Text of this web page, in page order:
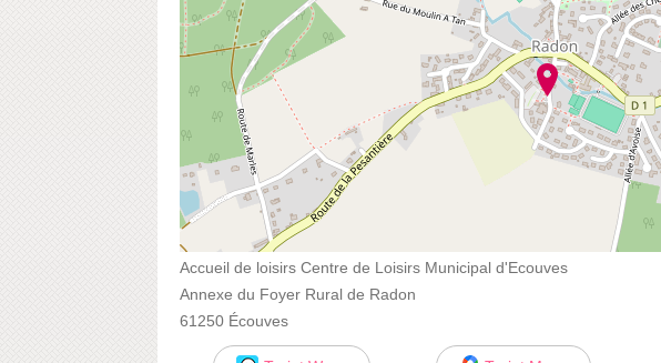
Accueil de loisirs Centre de Loisirs Municipal d'Ecouves
Annexe du Foyer Rural de Radon
61250 Écouves